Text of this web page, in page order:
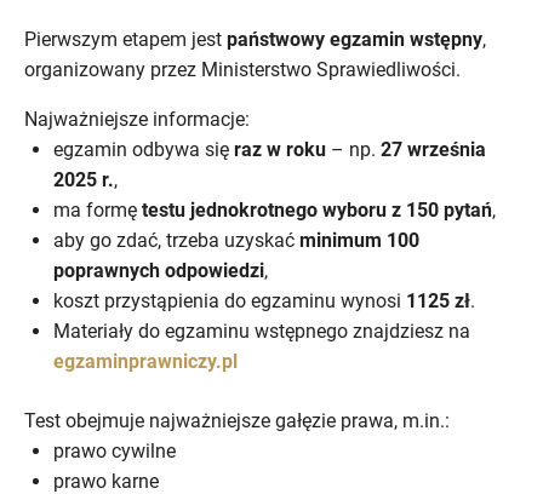
Pierwszym etapem jest państwowy egzamin wstępny,
organizowany przez Ministerstwo Sprawiedliwości.
Najważniejsze informacje:
egzamin odbywa się raz w roku – np. 27 września
2025 r.,
ma formę testu jednokrotnego wyboru z 150 pytań,
aby go zdać, trzeba uzyskać minimum 100
poprawnych odpowiedzi,
koszt przystąpienia do egzaminu wynosi 1125 zł.
Materiały do egzaminu wstępnego znajdziesz na
egzaminprawniczy.pl
Test obejmuje najważniejsze gałęzie prawa, m.in.:
prawo cywilne
prawo karne